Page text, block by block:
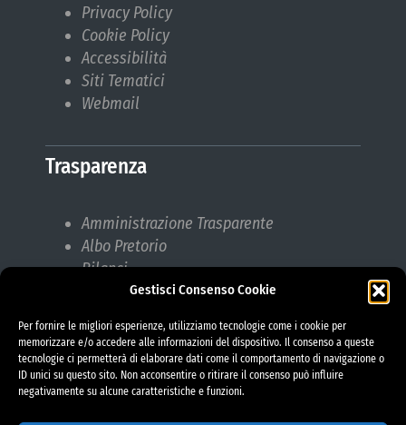
Gestisci Consenso Cookie
Per fornire le migliori esperienze, utilizziamo tecnologie come i cookie per
memorizzare e/o accedere alle informazioni del dispositivo. Il consenso a queste
tecnologie ci permetterà di elaborare dati come il comportamento di navigazione o
ID unici su questo sito. Non acconsentire o ritirare il consenso può influire
negativamente su alcune caratteristiche e funzioni.
Privacy Policy
Cookie Policy
Accessibilità
Siti Tematici
Webmail
Trasparenza
Amministrazione Trasparente
Albo Pretorio
Bilanci
Bandi di gara
Responsabile protezione dati (RPD)